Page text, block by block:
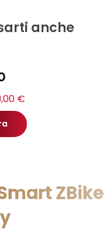
anche
€
ZBike